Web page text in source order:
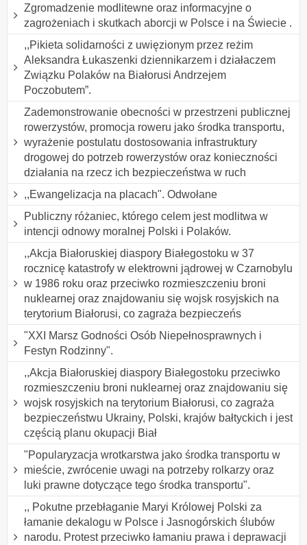
Zgromadzenie modlitewne oraz informacyjne o
zagrożeniach i skutkach aborcji w Polsce i na Świecie .
,,Pikieta solidarności z uwięzionym przez reżim
Aleksandra Łukaszenki dziennikarzem i działaczem
Związku Polaków na Białorusi Andrzejem
Poczobutem”.
Zademonstrowanie obecności w przestrzeni publicznej
rowerzystów, promocja roweru jako środka transportu,
wyrażenie postulatu dostosowania infrastruktury
drogowej do potrzeb rowerzystów oraz konieczności
działania na rzecz ich bezpieczeństwa w ruch
,,Ewangelizacja na placach". Odwołane
Publiczny różaniec, którego celem jest modlitwa w
intencji odnowy moralnej Polski i Polaków.
,,Akcja Białoruskiej diaspory Białegostoku w 37
rocznicę katastrofy w elektrowni jądrowej w Czarnobylu
w 1986 roku oraz przeciwko rozmieszczeniu broni
nuklearnej oraz znajdowaniu się wojsk rosyjskich na
terytorium Białorusi, co zagraża bezpieczeńs
"XXI Marsz Godności Osób Niepełnosprawnych i
Festyn Rodzinny".
,,Akcja Białoruskiej diaspory Białegostoku przeciwko
rozmieszczeniu broni nuklearnej oraz znajdowaniu się
wojsk rosyjskich na terytorium Białorusi, co zagraża
bezpieczeństwu Ukrainy, Polski, krajów bałtyckich i jest
częścią planu okupacji Biał
"Popularyzacja wrotkarstwa jako środka transportu w
mieście, zwrócenie uwagi na potrzeby rolkarzy oraz
luki prawne dotyczące tego środka transportu".
,, Pokutne przebłaganie Maryi Królowej Polski za
łamanie dekalogu w Polsce i Jasnogórskich ślubów
narodu. Protest przeciwko łamaniu prawa i deprawacji